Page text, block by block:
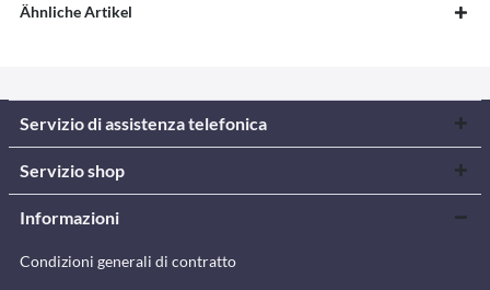
Ähnliche Artikel
Servizio di assistenza telefonica
Servizio shop
Informazioni
Condizioni generali di contratto